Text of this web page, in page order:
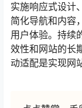
实施响应式设计
简化导航和内容
用户体验。持续
效性和网站的长
动适配是实现网